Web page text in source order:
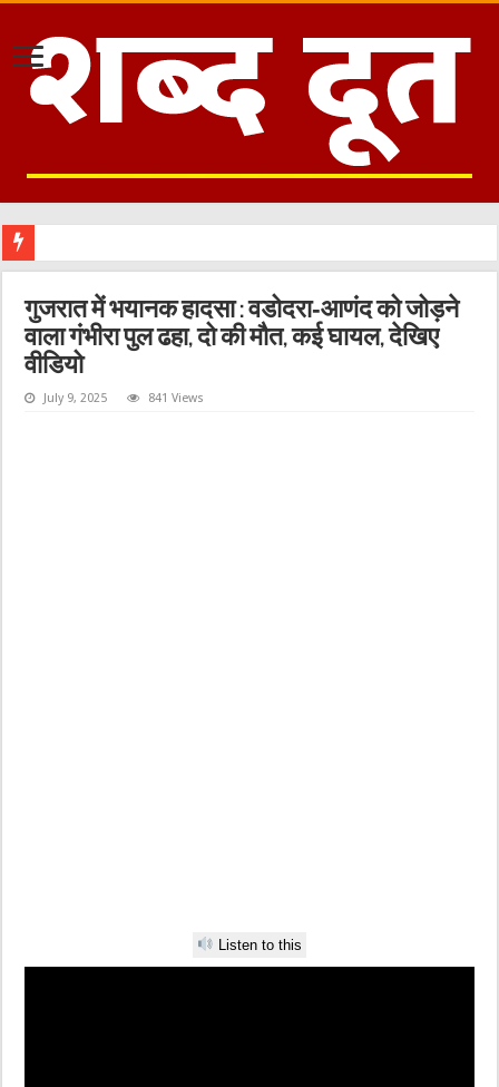
गुजरात में भयानक हादसा : वडोदरा‑आणंद को जोड़ने
वाला गंभीरा पुल ढहा, दो की मौत, कई घायल, देखिए
वीडियो
July 9, 2025 841 Views
Listen to this